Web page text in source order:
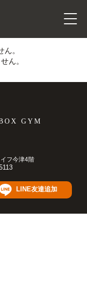
。
ん。
GYM
LINE友達追加
フ今津4階